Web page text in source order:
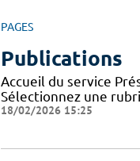
PAGES
Publications
Accueil du service
Sélectionnez une
18/02/2026 15:25